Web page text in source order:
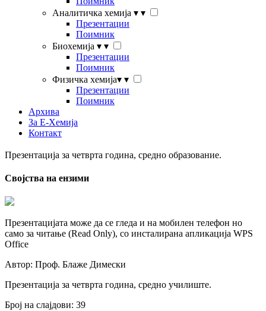
Аналитичка хемија ▾ ▾
Презентации
Поимник
Биохемија ▾ ▾
Презентации
Поимник
Физичка хемија▾ ▾
Презентации
Поимник
Архива
За Е-Хемија
Контакт
Презентација за четврта година, средно образование.
Својства на ензими
Презентацијата може да се гледа и на мобилен телефон но
само за читање (Read Only), со инсталирана апликација WPS
Office
Автор: Проф. Блаже Димески
Презентација за четврта година, средно училиште.
Број на слајдови: 39